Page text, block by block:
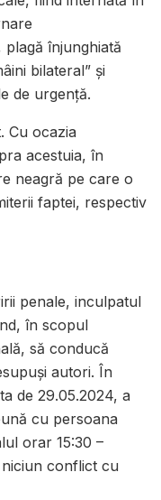
plagă înjunghiată
bilateral” și
de urgență.
Cu ocazia
acestuia, în
neagră pe care o
faptei, respectiv
penale, inculpatul
în scopul
să conducă
autori. În
de 29.05.2024, a
cu persoana
orar 15:30 –
conflict cu